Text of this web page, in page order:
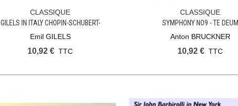
Ajouter Au Panier
CLASSIQUE
GILELS IN ITALY CHOPIN-SCHUBERT-
KABALEVSKY
Emil GILELS
10,92 € TTC
Ajouter Au Panier
CLASSIQUE
SYMPHONY NO9 - TE DEUM
Anton BRUCKNER
10,92 € TTC